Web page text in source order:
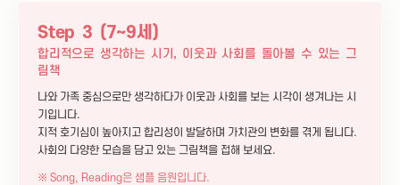
Step 3 (7~9세)
합리적으로 생각하는 시기, 이웃과 사회를 돌아볼 수 있는 그
림책
나와 가족 중심으로만 생각하다가 이웃과 사회를 보는 시각이 생겨나는 시
기입니다.
지적 호기심이 높아지고 합리성이 발달하며 가치관의 변화를 겪게 됩니다.
사회의 다양한 모습을 담고 있는 그림책을 접해 보세요.
※ Song, Reading은 샘플 음원입니다.